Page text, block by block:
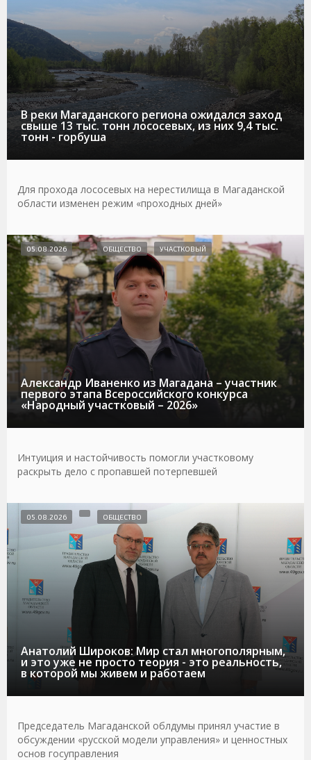
В реки Магаданского региона ожидался заход
свыше 13 тыс. тонн лососевых, из них 9,4 тыс.
тонн - горбуша
Для прохода лососевых на нерестилища в Магаданской
области изменен режим «проходных дней»
Александр Иваненко из Магадана – участник
первого этапа Всероссийского конкурса
«Народный участковый – 2026»
05.08.2026 ОБЩЕСТВО УЧАСТКОВЫЙ
Интуиция и настойчивость помогли участковому
раскрыть дело с пропавшей потерпевшей
Анатолий Широков: Мир стал многополярным,
и это уже не просто теория - это реальность,
в которой мы живем и работаем
05.08.2026 ОБЩЕСТВО
Председатель Магаданской облдумы принял участие в
обсуждении «русской модели управления» и ценностных
основ госуправления